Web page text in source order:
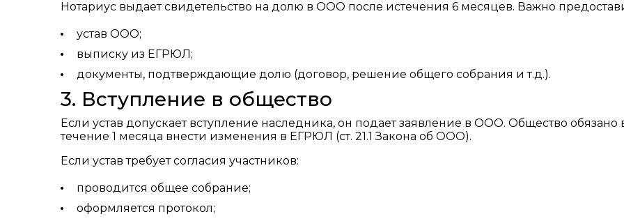
Нотариус выдает свидетельство на долю в ООО после истечения 6 месяцев. Важно
устав ООО;
выписку из ЕГРЮЛ;
документы, подтверждающие долю (договор, решение общего собрания и т.д.).
3. Вступление в общество
Если устав допускает вступление наследника, он подает заявление в ООО. Общество обязано
течение 1 месяца внести изменения в ЕГРЮЛ (ст. 21.1 Закона об ООО).
Если устав требует согласия участников:
проводится общее собрание;
оформляется протокол;